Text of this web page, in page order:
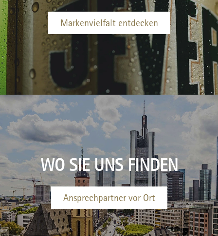
Markenvielfalt entdecken
WO SIE UNS FINDEN
Ansprechpartner vor Ort